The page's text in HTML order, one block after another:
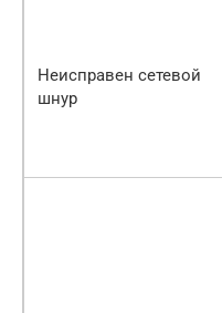
Неисправен сетевой
шнур